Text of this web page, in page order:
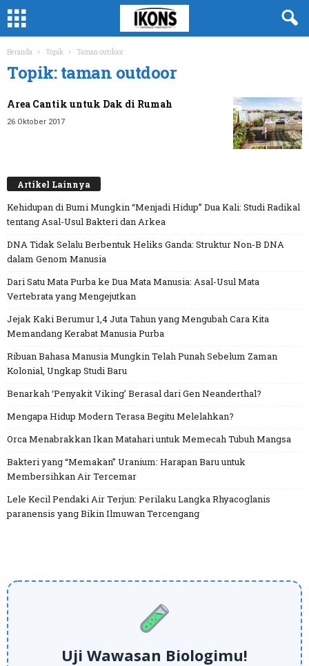
Beranda Topik Taman outdoor
Topik: taman outdoor
Area Cantik untuk Dak di Rumah
26 Oktober 2017
Artikel Lainnya
Kehidupan di Bumi Mungkin “Menjadi Hidup” Dua Kali: Studi Radikal
tentang Asal-Usul Bakteri dan Arkea
DNA Tidak Selalu Berbentuk Heliks Ganda: Struktur Non-B DNA
dalam Genom Manusia
Dari Satu Mata Purba ke Dua Mata Manusia: Asal-Usul Mata
Vertebrata yang Mengejutkan
Jejak Kaki Berumur 1,4 Juta Tahun yang Mengubah Cara Kita
Memandang Kerabat Manusia Purba
Ribuan Bahasa Manusia Mungkin Telah Punah Sebelum Zaman
Kolonial, Ungkap Studi Baru
Benarkah ‘Penyakit Viking’ Berasal dari Gen Neanderthal?
Mengapa Hidup Modern Terasa Begitu Melelahkan?
Orca Menabrakkan Ikan Matahari untuk Memecah Tubuh Mangsa
Bakteri yang “Memakan” Uranium: Harapan Baru untuk
Membersihkan Air Tercemar
Lele Kecil Pendaki Air Terjun: Perilaku Langka Rhyacoglanis
paranensis yang Bikin Ilmuwan Tercengang
Uji Wawasan Biologimu!